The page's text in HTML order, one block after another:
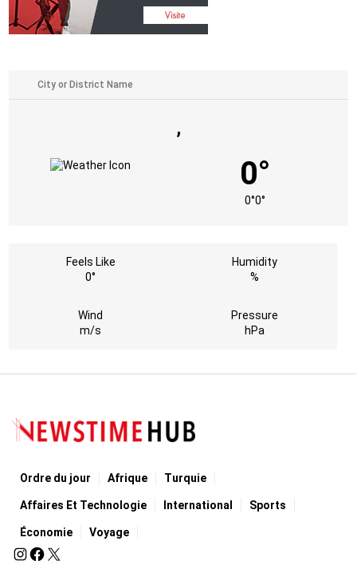
,
0°
0°0°
Feels Like
0°
Humidity
%
Wind
m/s
Pressure
hPa
Ordre du jour Afrique Turquie
Affaires Et Technologie International Sports
Économie Voyage